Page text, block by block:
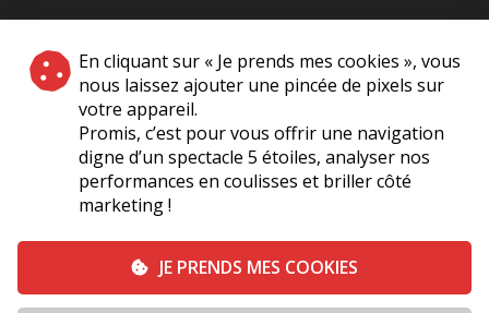
En cliquant sur « Je prends mes cookies », vous
nous laissez ajouter une pincée de pixels sur
votre appareil.
Promis, c’est pour vous offrir une navigation
digne d’un spectacle 5 étoiles, analyser nos
performances en coulisses et briller côté
marketing !
JE PRENDS MES COOKIES
NOS PARTENAIRES
|
Plan du site A Propos de Nous
Mentions légales Vie Privée